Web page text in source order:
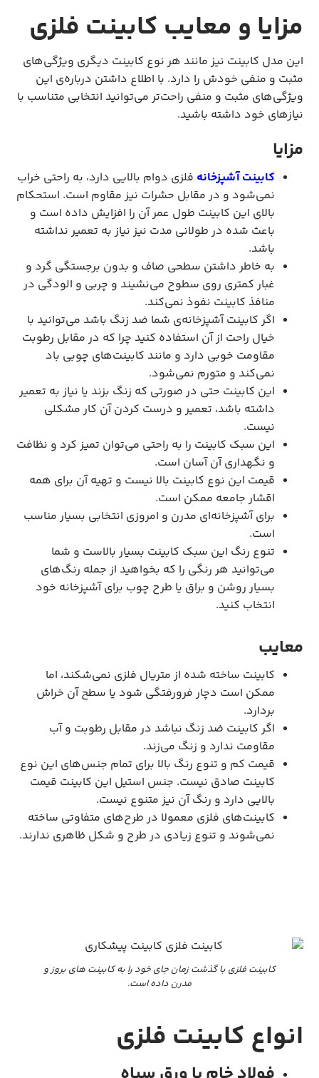
مزایا و معایب کابینت فلزی
این مدل کابینت نیز مانند هر نوع کابینت دیگری ویژگی‌های
مثبت و منفی خودش را دارد. با اطلاع داشتن درباره‌ی این
ویژگی‌های مثبت و منفی راحت‌تر می‌توانید انتخابی متناسب با
نیازهای خود داشته باشید.
مزایا
کابینت آشپزخانه فلزی دوام بالایی دارد، به راحتی خراب
نمی‌شود و در مقابل حشرات نیز مقاوم است. استحکام
بالای این کابینت طول عمر آن را افزایش داده است و
باعث شده در طولانی مدت نیز نیاز به تعمیر نداشته
باشد.
به خاطر داشتن سطحی صاف و بدون برجستگی گرد و
غبار کمتری روی سطوح می‌نشیند و چربی و الودگی در
منافذ کابینت نفوذ نمی‌کند.
اگر کابینت آشپزخانه‌ی شما ضد زنگ باشد می‌توانید با
خیال راحت از آن استفاده کنید چرا که در مقابل رطوبت
مقاومت خوبی دارد و مانند کابینت‌های چوبی باد
نمی‌کند و متورم نمی‌شود.
این کابینت حتی در صورتی که زنگ بزند یا نیاز به تعمیر
داشته باشد، تعمیر و درست کردن آن کار مشکلی
نیست.
این سبک کابینت را به راحتی می‌توان تمیز کرد و نظافت
و نگهداری آن آسان است.
قیمت این نوع کابینت بالا نیست و تهیه آن برای همه
اقشار جامعه ممکن است.
برای آشپزخانه‌ای مدرن و امروزی انتخابی بسیار مناسب
است.
تنوع رنگ این سبک کابینت بسیار بالاست و شما
می‌توانید هر رنگی را که بخواهید از جمله رنگ‌های
بسیار روشن و براق یا طرح چوب برای آشپزخانه خود
انتخاب کنید.
معایب
کابینت ساخته شده از متریال فلزی نمی‌شکند، اما
ممکن است دچار فرورفتگی شود یا سطح آن خراش
بردارد.
اگر کابینت ضد زنگ نباشد در مقابل رطوبت و آب
مقاومت ندارد و زنگ می‌زند.
قیمت کم و تنوع رنگ بالا برای تمام جنس‌های این نوع
کابینت صادق نیست. جنس استیل این کابینت قیمت
بالایی دارد و رنگ آن نیز متنوع نیست.
کابینت‌های فلزی معمولا در طرح‌های متفاوتی ساخته
نمی‌شوند و تنوع زیادی در طرح و شکل ظاهری ندارند.
کابینت فلزی با گذشت زمان جای خود را به کابینت های بروز و
مدرن داده است.
انواع کابینت فلزی